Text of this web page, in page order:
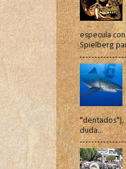
especula
Spielberg
"dentados"),
duda...